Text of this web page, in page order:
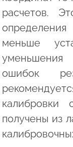
расчетов.
меньше
уменьшения
ошибок
калибровки
получены из